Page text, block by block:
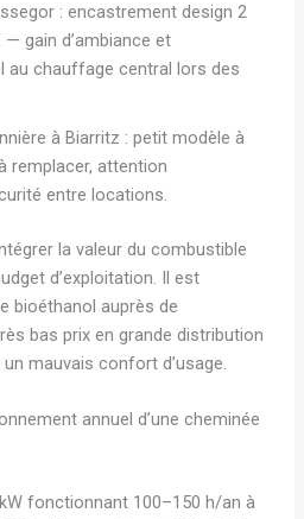
: encastrement design 2
gain d’ambiance et
au chauffage central lors des
à Biarritz : petit modèle à
remplacer, attention
entre locations.
la valeur du combustible
d’exploitation. Il est
bioéthanol auprès de
bas prix en grande distribution
mauvais confort d’usage.
annuel d’une cheminée
fonctionnant 100–150 h/an à